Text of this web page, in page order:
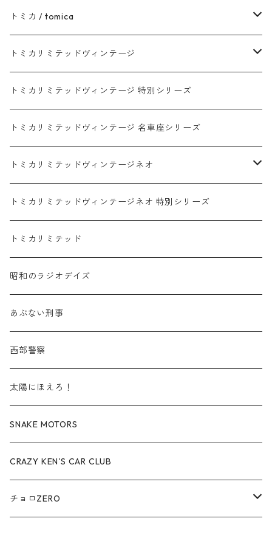
トヨタ / TOYOTA
ダイハツ / DAIHATSU
マツダ / MAZDA
ホンダ / HONDA
日産 / NISSAN
スバル / SUBARU
スズキ / SUZUKI
三菱 / MITSUBISHI
シボレー / Chevrolet
ビー・エム・ダブリュー / BMW
レクサス / LEXUS
アウディ / Audi
ロータス / LOTUS
三菱ふそう/ MITSUBISHI FUSO
トミカ / tomica
赤箱 - 現行トミカ
赤箱 - 限定トミカ 初回特別カラー
赤箱 - 絶版（廃盤）トミカ No.1-120
赤箱 - 絶版（廃盤）トミカ No.1-9
赤箱 - 絶版（廃盤）トミカ No.10-19
赤箱 - 絶版（廃盤）トミカ No.60-69
赤箱 - 絶版（廃盤）トミカ No.70-79
赤箱 - 絶版（廃盤）ロングトミカ No.121-
赤箱 - 車種別
乗用車
商用車・公用車
トミカリミテッドヴィンテージ
TLV - NEW LINEUP
TLV - No. LV-00-195
TLV - No. LV-00-09
TLV - No. LV-10-19
TLV - No. LV-60-69
TLV - No. LV-70-79
TLV - 車種別
乗用車
商用車・公用車
トミカリミテッドヴィンテージ 特別シリーズ
トミカリミテッドヴィンテージ 名車座シリーズ
トミカリミテッドヴィンテージネオ
TLVN - NEW LINEUP
TLVN - No. LV-00-219
TLVN - No. LV-00-09
TLVN - No. LV-10-19
TLVN - No. LV-60-69
TLVN - No. LV-70-79
TLVN - 車種別
乗用車
商用車・公用車
トミカリミテッドヴィンテージネオ 特別シリーズ
トミカリミテッド
昭和のラジオデイズ
あぶない刑事
西部警察
太陽にほえろ！
SNAKE MOTORS
CRAZY KEN'S CAR CLUB
チョロZERO